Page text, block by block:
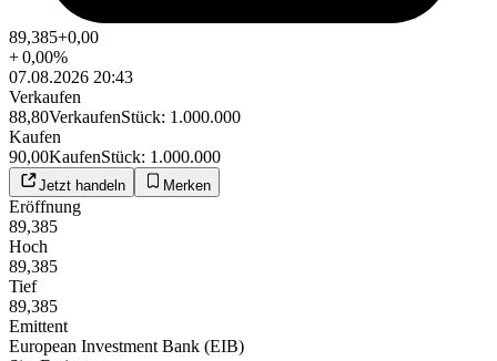
89,385+0,00
+0,00%
07.08.2026 20:43
Verkaufen
88,80VerkaufenStück: 1.000.000
Kaufen
90,00KaufenStück: 1.000.000
Jetzt handeln Merken
Eröffnung
89,385
Hoch
89,385
Tief
89,385
Emittent
European Investment Bank (EIB)